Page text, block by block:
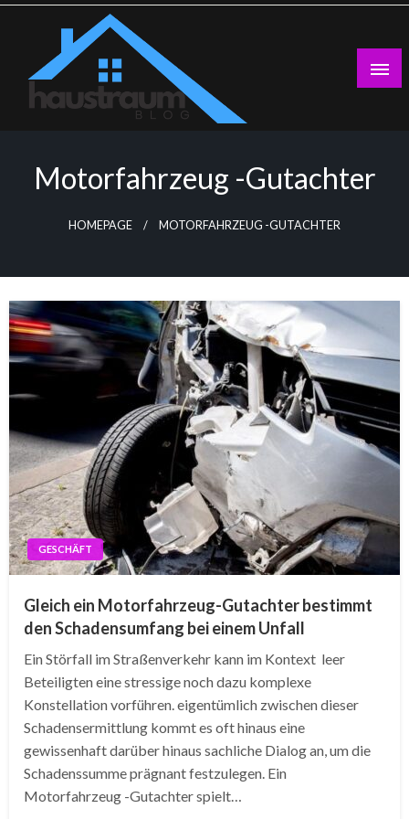
Skip
Motorfahrzeug -Gutachter
HOMEPAGE MOTORFAHRZEUG -GUTACHTER
GESCHÄFT
Gleich ein Motorfahrzeug-Gutachter bestimmt
den Schadensumfang bei einem Unfall
Ein Störfall im Straßenverkehr kann im Kontext leer
Beteiligten eine stressige noch dazu komplexe
Konstellation vorführen. eigentümlich zwischen dieser
Schadensermittlung kommt es oft hinaus eine
gewissenhaft darüber hinaus sachliche Dialog an, um die
Schadenssumme prägnant festzulegen. Ein
Motorfahrzeug -Gutachter spielt…